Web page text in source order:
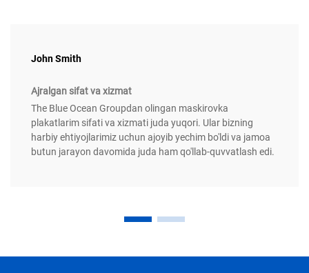
John Smith
Ajralgan sifat va xizmat
The Blue Ocean Groupdan olingan maskirovka
plakatlarim sifati va xizmati juda yuqori. Ular bizning
harbiy ehtiyojlarimiz uchun ajoyib yechim bo'ldi va jamoa
butun jarayon davomida juda ham qo'llab-quvvatlash edi.